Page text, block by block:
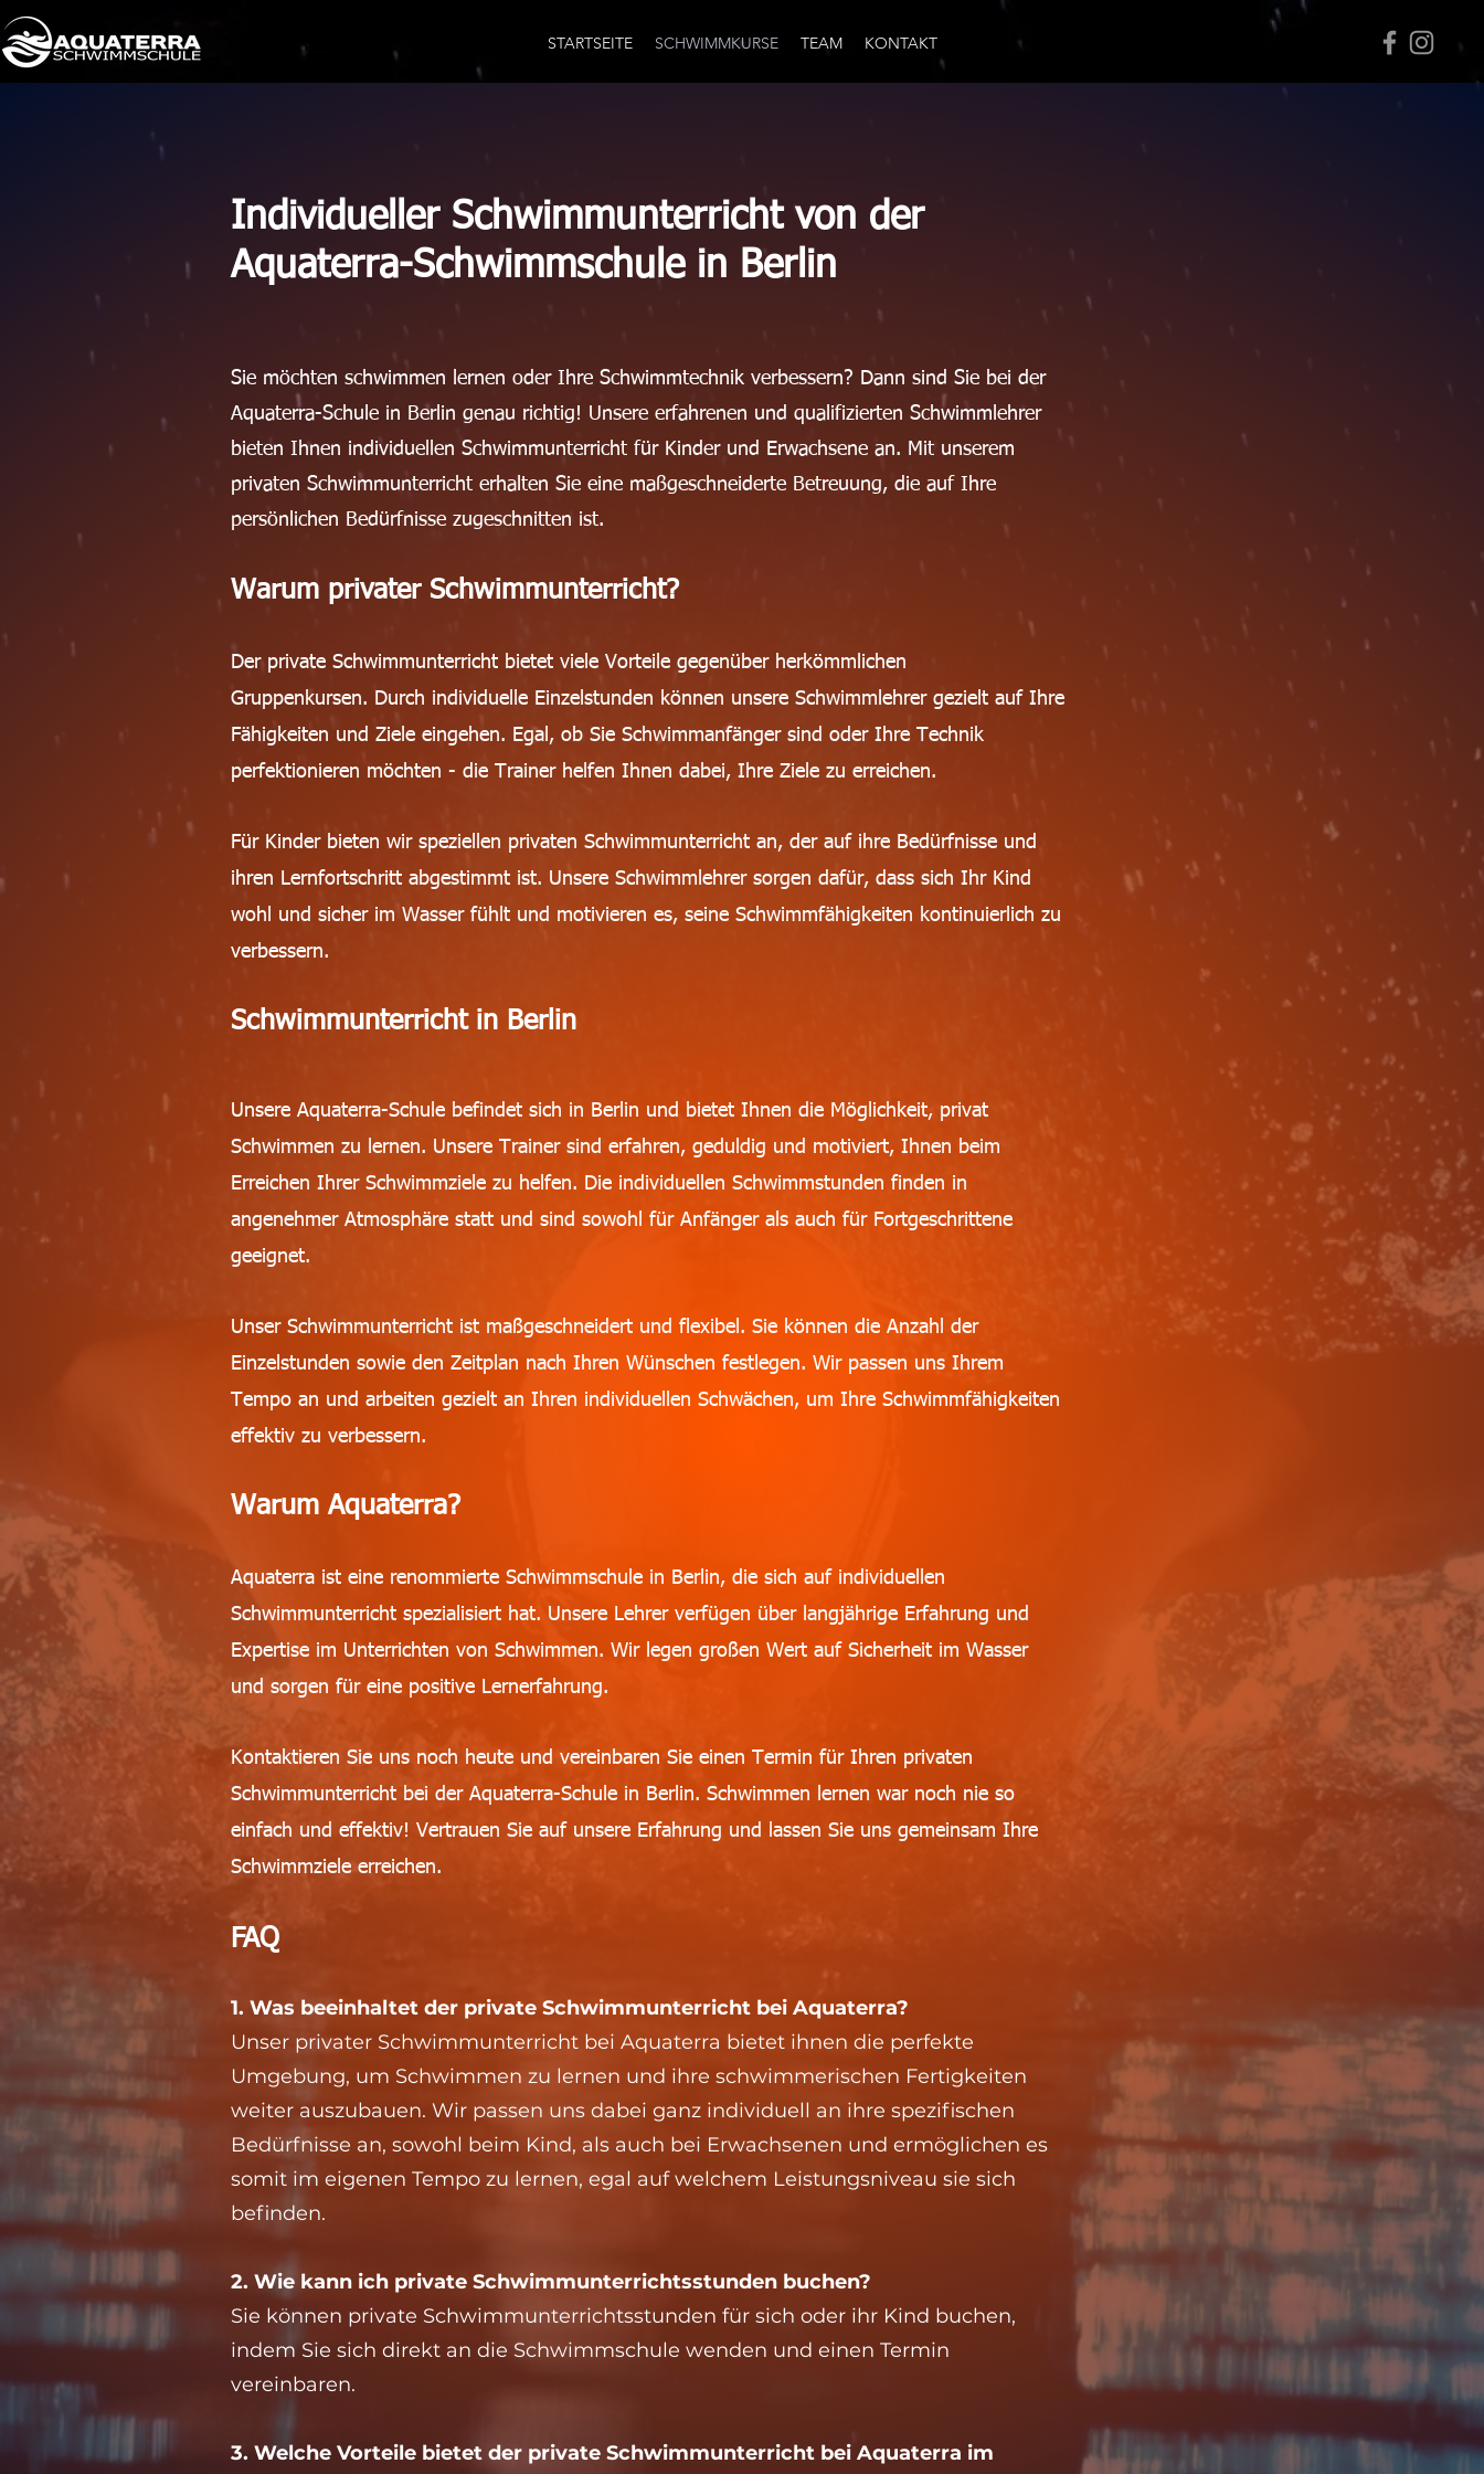
STARTSEITE SCHWIMMKURSE TEAM KONTAKT
​Individueller Schwimmunterricht von der
Aquaterra-Schwimmschule in Berlin
Sie möchten schwimmen lernen oder Ihre Schwimmtechnik verbessern? Dann sind Sie bei der
Aquaterra-Schule in Berlin genau richtig! Unsere erfahrenen und qualifizierten Schwimmlehrer
bieten Ihnen individuellen Schwimmunterricht für Kinder und Erwachsene an. Mit unserem
privaten Schwimmunterricht erhalten Sie eine maßgeschneiderte Betreuung, die auf Ihre
persönlichen Bedürfnisse zugeschnitten ist.
Warum privater Schwimmunterricht?
Der private Schwimmunterricht bietet viele Vorteile gegenüber herkömmlichen
Gruppenkursen. Durch individuelle Einzelstunden können unsere Schwimmlehrer gezielt auf Ihre
Fähigkeiten und Ziele eingehen. Egal, ob Sie Schwimmanfänger sind oder Ihre Technik
perfektionieren möchten - die Trainer helfen Ihnen dabei, Ihre Ziele zu erreichen.
Für Kinder bieten wir speziellen privaten Schwimmunterricht an, der auf ihre Bedürfnisse und
ihren Lernfortschritt abgestimmt ist. Unsere Schwimmlehrer sorgen dafür, dass sich Ihr Kind
wohl und sicher im Wasser fühlt und motivieren es, seine Schwimmfähigkeiten kontinuierlich zu
verbessern.
Schwimmunterricht in Berlin
Unsere Aquaterra-Schule befindet sich in Berlin und bietet Ihnen die Möglichkeit, privat
Schwimmen zu lernen. Unsere Trainer sind erfahren, geduldig und motiviert, Ihnen beim
Erreichen Ihrer Schwimmziele zu helfen. Die individuellen Schwimmstunden finden in
angenehmer Atmosphäre statt und sind sowohl für Anfänger als auch für Fortgeschrittene
geeignet.
Unser Schwimmunterricht ist maßgeschneidert und flexibel. Sie können die Anzahl der
Einzelstunden sowie den Zeitplan nach Ihren Wünschen festlegen. Wir passen uns Ihrem
Tempo an und arbeiten gezielt an Ihren individuellen Schwächen, um Ihre Schwimmfähigkeiten
effektiv zu verbessern.
Warum Aquaterra?
Aquaterra ist eine renommierte Schwimmschule in Berlin, die sich auf individuellen
Schwimmunterricht spezialisiert hat. Unsere Lehrer verfügen über langjährige Erfahrung und
Expertise im Unterrichten von Schwimmen. Wir legen großen Wert auf Sicherheit im Wasser
und sorgen für eine positive Lernerfahrung.
Kontaktieren Sie uns noch heute und vereinbaren Sie einen Termin für Ihren privaten
Schwimmunterricht bei der Aquaterra-Schule in Berlin. Schwimmen lernen war noch nie so
einfach und effektiv! Vertrauen Sie auf unsere Erfahrung und lassen Sie uns gemeinsam Ihre
Schwimmziele erreichen.
FAQ
1. Was beeinhaltet der private Schwimmunterricht bei Aquaterra?
Unser privater Schwimmunterricht bei Aquaterra bietet ihnen die perfekte
Umgebung, um Schwimmen zu lernen und ihre schwimmerischen Fertigkeiten
weiter auszubauen. Wir passen uns dabei ganz individuell an ihre spezifischen
Bedürfnisse an, sowohl beim Kind, als auch bei Erwachsenen und ermöglichen es
somit im eigenen Tempo zu lernen, egal auf welchem Leistungsniveau sie sich
befinden.
2. Wie kann ich private Schwimmunterrichtsstunden buchen?
Sie können private Schwimmunterrichtsstunden für sich oder ihr Kind buchen,
indem Sie sich direkt an die Schwimmschule wenden und einen Termin
vereinbaren.
3. Welche Vorteile bietet der private Schwimmunterricht bei Aquaterra im